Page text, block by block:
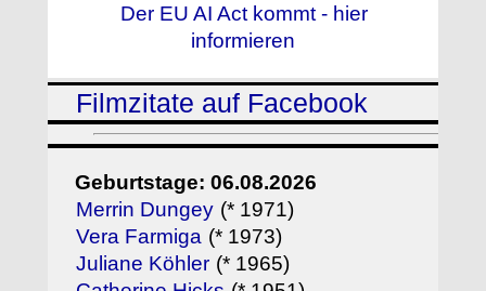
Der EU AI Act kommt - hier
informieren
Filmzitate auf Facebook
Geburtstage: 06.08.2026
Merrin Dungey (* 1971)
Vera Farmiga (* 1973)
Juliane Köhler (* 1965)